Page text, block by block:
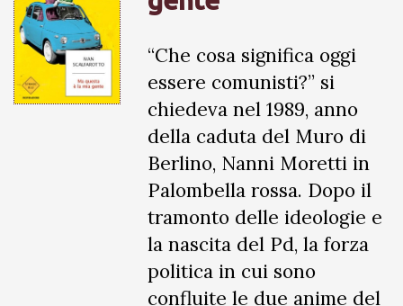
“Che cosa significa oggi
essere comunisti?” si
chiedeva nel 1989, anno
della caduta del Muro di
Berlino, Nanni Moretti in
Palombella rossa. Dopo il
tramonto delle ideologie e
la nascita del Pd, la forza
politica in cui sono
confluite le due anime del